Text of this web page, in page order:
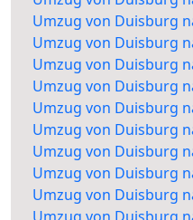
Umzug von Duisburg
Umzug von Duisburg
Umzug von Duisburg
Umzug von Duisburg
Umzug von Duisburg
Umzug von Duisburg
Umzug von Duisburg
Umzug von Duisburg
Umzug von Duisburg